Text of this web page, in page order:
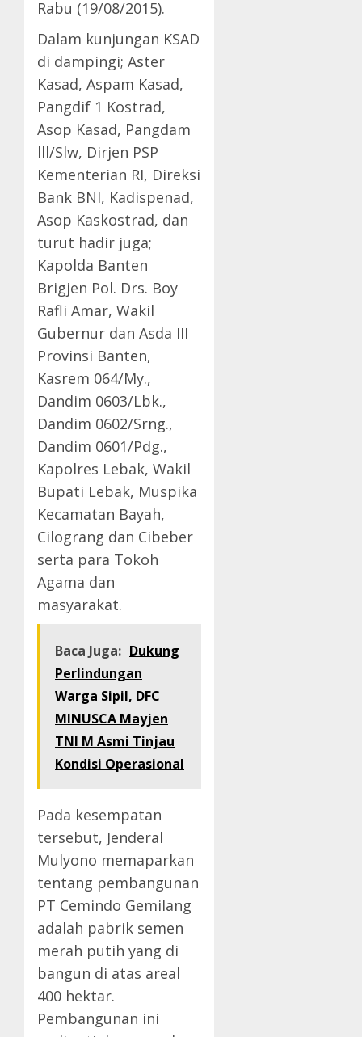
Rabu (19/08/2015).
Dalam kunjungan KSAD
di dampingi; Aster
Kasad, Aspam Kasad,
Pangdif 1 Kostrad,
Asop Kasad, Pangdam
lll/Slw, Dirjen PSP
Kementerian RI, Direksi
Bank BNI, Kadispenad,
Asop Kaskostrad, dan
turut hadir juga;
Kapolda Banten
Brigjen Pol. Drs. Boy
Rafli Amar, Wakil
Gubernur dan Asda III
Provinsi Banten,
Kasrem 064/My.,
Dandim 0603/Lbk.,
Dandim 0602/Srng.,
Dandim 0601/Pdg.,
Kapolres Lebak, Wakil
Bupati Lebak, Muspika
Kecamatan Bayah,
Cilograng dan Cibeber
serta para Tokoh
Agama dan
masyarakat.
Baca Juga: Dukung
Perlindungan
Warga Sipil, DFC
MINUSCA Mayjen
TNI M Asmi Tinjau
Kondisi Operasional
Pada kesempatan
tersebut, Jenderal
Mulyono memaparkan
tentang pembangunan
PT Cemindo Gemilang
adalah pabrik semen
merah putih yang di
bangun di atas areal
400 hektar.
Pembangunan ini